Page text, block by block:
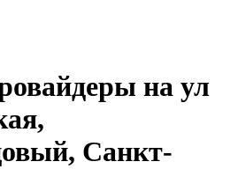
на ул
Санкт-